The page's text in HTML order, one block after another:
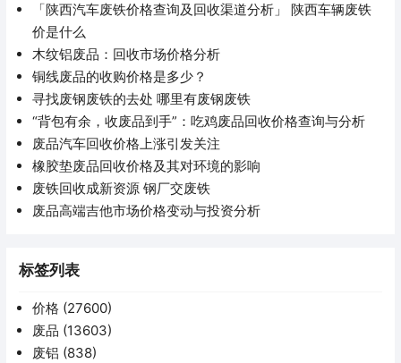
「陕西汽车废铁价格查询及回收渠道分析」 陕西车辆废铁
价是什么
木纹铝废品：回收市场价格分析
铜线废品的收购价格是多少？
寻找废钢废铁的去处 哪里有废钢废铁
“背包有余，收废品到手”：吃鸡废品回收价格查询与分析
废品汽车回收价格上涨引发关注
橡胶垫废品回收价格及其对环境的影响
废铁回收成新资源 钢厂交废铁
废品高端吉他市场价格变动与投资分析
标签列表
价格 (27600)
废品 (13603)
废铝 (838)